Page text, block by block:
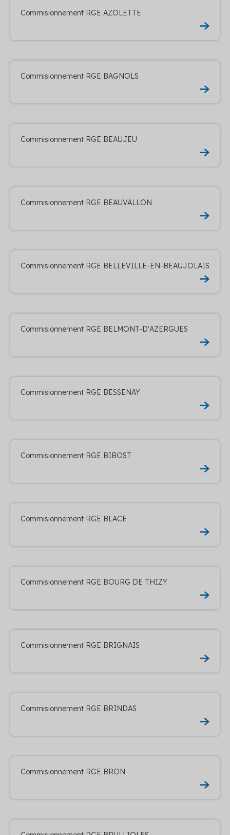
Commisionnement RGE AZOLETTE
Commisionnement RGE BAGNOLS
Commisionnement RGE BEAUJEU
Commisionnement RGE BEAUVALLON
Commisionnement RGE BELLEVILLE-EN-BEAUJOLAIS
Commisionnement RGE BELMONT-D'AZERGUES
Commisionnement RGE BESSENAY
Commisionnement RGE BIBOST
Commisionnement RGE BLACE
Commisionnement RGE BOURG DE THIZY
Commisionnement RGE BRIGNAIS
Commisionnement RGE BRINDAS
Commisionnement RGE BRON